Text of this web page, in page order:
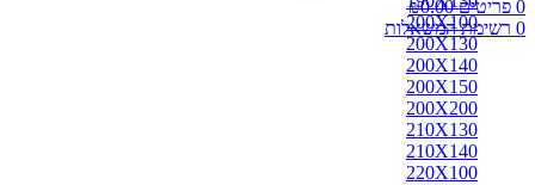
0 פריטים ₪0.00
0 רשימת המשאלות
200X100
200X130
200X140
200X150
200X200
210X130
210X140
220X100